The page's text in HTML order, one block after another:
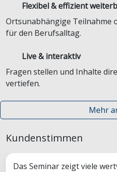
Flexibel & effizient
Ortsunabhängige Teilnahme
für den Berufsalltag.
Live & interaktiv
Fragen stellen und Inhalte
vertiefen.
Mehr
Kundenstimmen
Das Seminar zeigt viele